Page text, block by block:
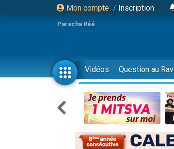
Mon compte / Inscription
Paracha Réé
Vidéos Question au Rav